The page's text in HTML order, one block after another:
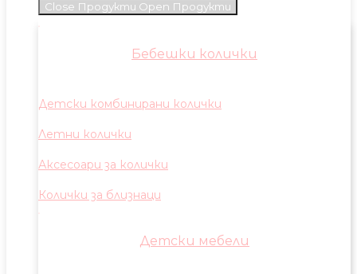
Close Продукти Open Продукти
Бебешки колички
Детски комбинирани колички
Летни колички
Аксесоари за колички
Колички за близнаци
Детски мебели